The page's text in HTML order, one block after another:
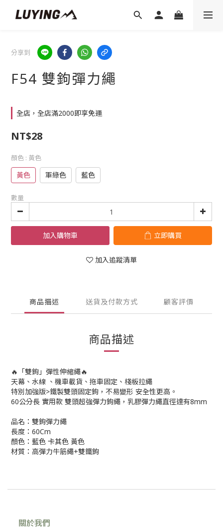
分享到
F54 雙鉤彈力繩
全店，全店滿2000即享免運
NT$28
顏色 : 黃色
黃色 軍綠色 藍色
數量
加入購物車 立即購買
加入追蹤清單
商品描述 送貨及付款方式 顧客評價
商品描述
🔥「雙鉤」彈性伸縮繩🔥
天幕、水線 、機車載貨、拖車固定、棧板拉繩
特別加強版>鐵製雙頭固定鉤，不易變形 安全性更高。
60公分長 實用款 雙頭超強彈力鉤繩，乳膠彈力繩直徑達有8mm
品名：雙鉤彈力繩
長度：60Cm
顏色：藍色 卡其色 黃色
材質：高彈力牛筋繩+雙鐵鉤
關於我們